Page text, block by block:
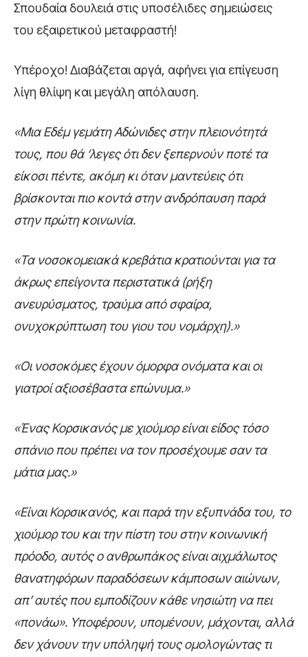
Σπουδαία δουλειά στις υποσέλιδες σημειώσεις
του εξαιρετικού μεταφραστή!
Υπέροχο! Διαβάζεται αργά, αφήνει για επίγευση
λίγη θλίψη και μεγάλη απόλαυση.
«Μια Εδέμ γεμάτη Αδώνιδες στην πλειονότητά
τους, που θά ‘λεγες ότι δεν ξεπερνούν ποτέ τα
είκοσι πέντε, ακόμη κι όταν μαντεύεις ότι
βρίσκονται πιο κοντά στην ανδρόπαυση παρά
στην πρώτη κοινωνία.
«Τα νοσοκομειακά κρεβάτια κρατιούνται για τα
άκρως επείγοντα περιστατικά (ρήξη
ανευρύσματος, τραύμα από σφαίρα,
ονυχοκρύπτωση του γιου του νομάρχη).»
«Οι νοσοκόμες έχουν όμορφα ονόματα και οι
γιατροί αξιοσέβαστα επώνυμα.»
«Ένας Κορσικανός με χιούμορ είναι είδος τόσο
σπάνιο που πρέπει να τον προσέχουμε σαν τα
μάτια μας.»
«Είναι Κορσικανός, και παρά την εξυπνάδα του, το
χιούμορ του και την πίστη του στην κοινωνική
πρόοδο, αυτός ο ανθρωπάκος είναι αιχμάλωτος
θανατηφόρων παραδόσεων κάμποσων αιώνων,
απ’ αυτές που εμποδίζουν κάθε νησιώτη να πει
«πονάω». Υποφέρουν, υπομένουν, μάχονται, αλλά
δεν χάνουν την υπόληψή τους ομολογώντας τι